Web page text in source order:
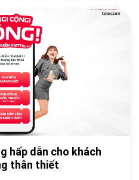
hấp dẫn cho khách
thân thiết